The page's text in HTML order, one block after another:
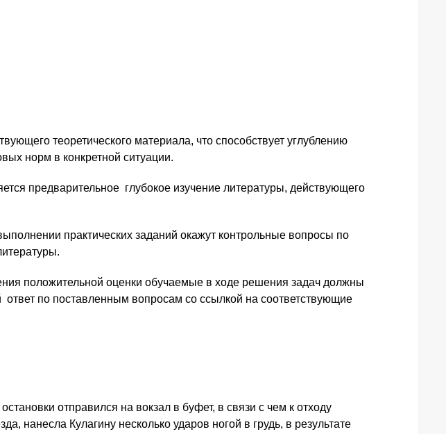
теоретического материала, что способствует углублению
норм в конкретной ситуации.
предварительное глубокое изучение литературы, действующего
практических заданий окажут контрольные вопросы по
положительной оценки обучаемые в ходе решения задач должны
по поставленным вопросам со ссылкой на соответствующие
отправился на вокзал в буфет, в связи с чем к отходу
нанесла Кулагину несколько ударов ногой в грудь, в результате